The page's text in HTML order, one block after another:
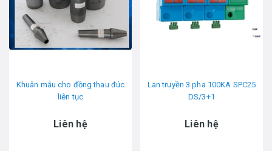
Khuân mẫu cho đồng thau đúc
liên tục
Liên hệ
Lan truyền 3 pha 100KA SPC25
DS/3+1
Liên hệ